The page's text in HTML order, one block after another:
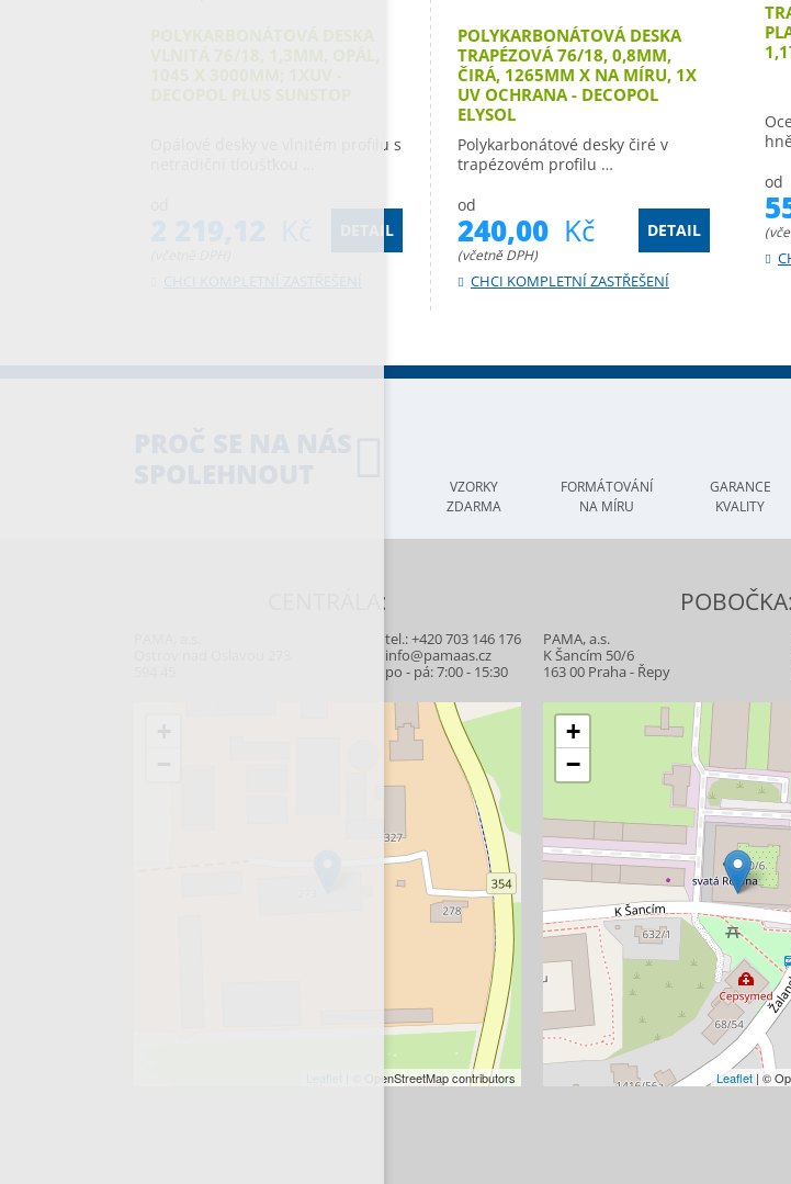
Opálové desky ve vlnitém profilu s
DETAIL
POLYKARBONÁTOVÁ DESKA
TRAPÉZOVÁ 76/18, 0,8MM,
ČIRÁ, 1265MM X NA MÍRU, 1X
UV OCHRANA - DECOPOL
ELYSOL
Polykarbonátové desky čiré v
trapézovém profilu …
od
240,00 Kč
(včetně DPH)
DETAIL
CHCI KOMPLETNÍ ZASTŘEŠENÍ
od
VZORKY
ZDARMA
FORMÁTOVÁNÍ
NA MÍRU
GARANCE
KVALITY
CENTRÁLA:
tel.:+420 703 146 176
info@pamaas.cz
po - pá: 7:00 - 15:30
| © OpenStreetMap contributors
POBOČKA:
PAMA, a.s.
K Šancím 50/6
163 00 Praha - Řepy
+
−
Leaflet| ©